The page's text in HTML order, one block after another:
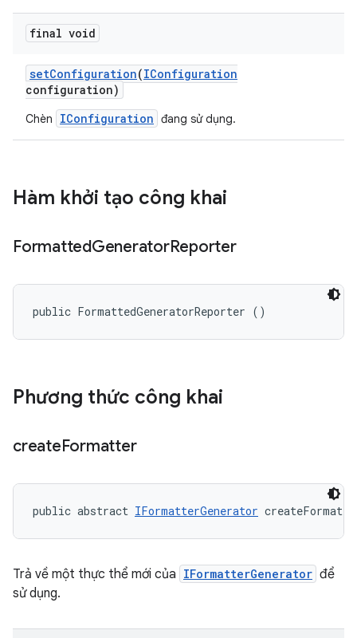
final void
setConfiguration(IConfiguration
configuration)
Chèn IConfiguration đang sử dụng.
Hàm khởi tạo công khai
FormattedGeneratorReporter
public FormattedGeneratorReporter ()
Phương thức công khai
createFormatter
public abstract IFormatterGenerator
Trả về một thực thể mới của IFormatterGenerator để
sử dụng.